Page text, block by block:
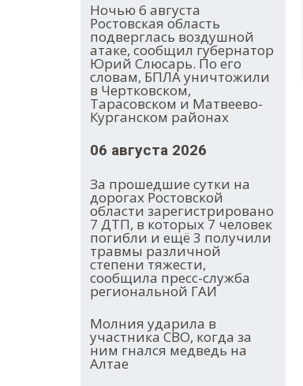
Ночью 6 августа
Ростовская область
подверглась воздушной
атаке, сообщил губернатор
Юрий Слюсарь. По его
словам, БПЛА уничтожили
в Чертковском,
Тарасовском и Матвеево-
Курганском районах
06 августа 2026
За прошедшие сутки на
дорогах Ростовской
области зарегистрировано
7 ДТП, в которых 7 человек
погибли и ещё 3 получили
травмы различной
степени тяжести,
сообщила пресс-служба
региональной ГАИ
Молния ударила в
участника СВО, когда за
ним гнался медведь на
Алтае